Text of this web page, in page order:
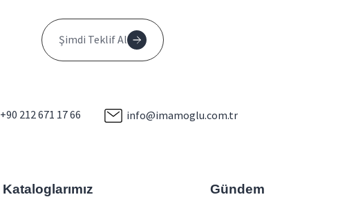
Şimdi Teklif Al
+90 212 671 17 66 info@imamoglu.com.tr
Kataloglarımız Gündem